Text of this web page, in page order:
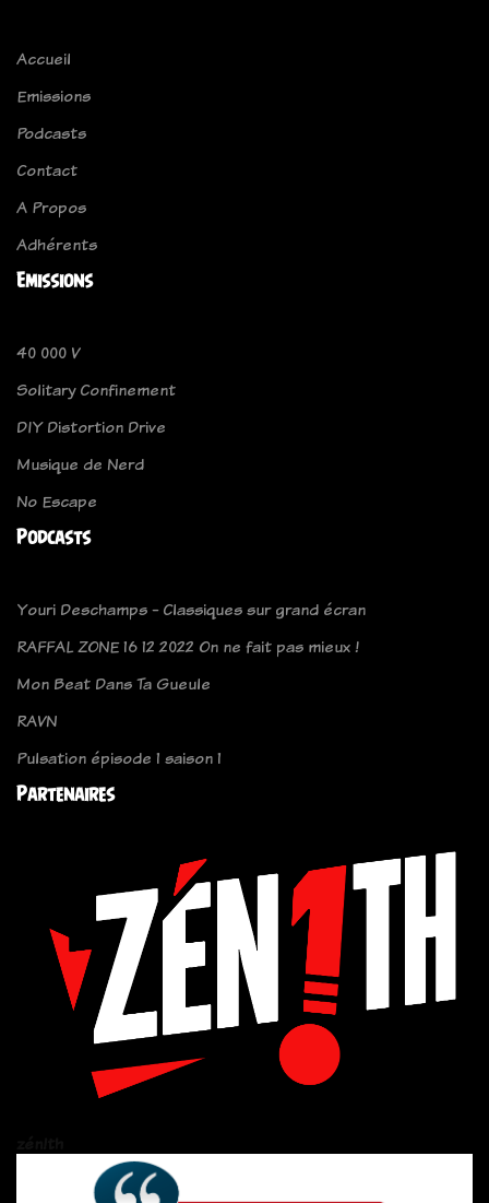
Accueil
Emissions
Podcasts
Contact
A Propos
Adhérents
Emissions
40 000 V
Solitary Confinement
DIY Distortion Drive
Musique de Nerd
No Escape
Podcasts
Youri Deschamps - Classiques sur grand écran
RAFFAL ZONE 16 12 2022 On ne fait pas mieux !
Mon Beat Dans Ta Gueule
RAVN
Pulsation épisode 1 saison 1
Partenaires